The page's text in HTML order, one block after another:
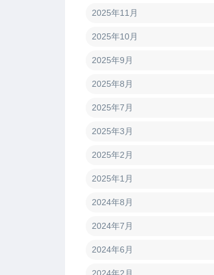
2025年11月
2025年10月
2025年9月
2025年8月
2025年7月
2025年3月
2025年2月
2025年1月
2024年8月
2024年7月
2024年6月